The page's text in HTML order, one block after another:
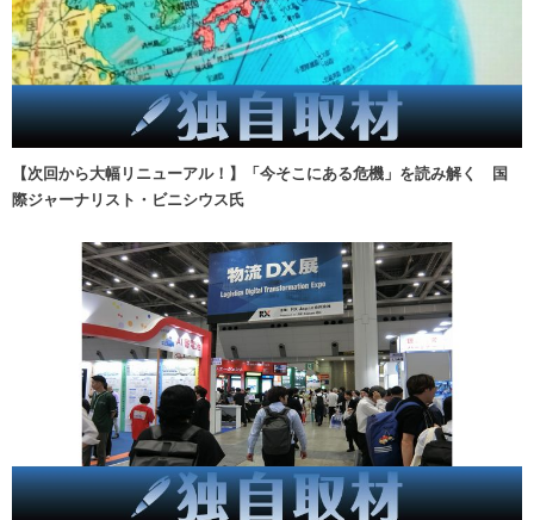
【次回から大幅リニューアル！】「今そこにある危機」を読み解く 国
際ジャーナリスト・ビニシウス氏